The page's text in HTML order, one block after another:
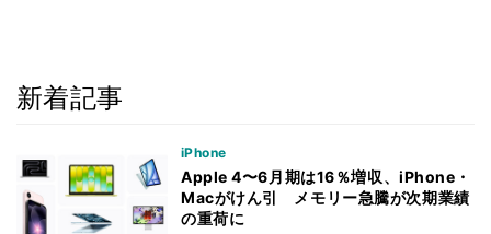
新着記事
iPhone
Apple 4〜6月期は16％増収、iPhone・
Macがけん引 メモリー急騰が次期業績
の重荷に